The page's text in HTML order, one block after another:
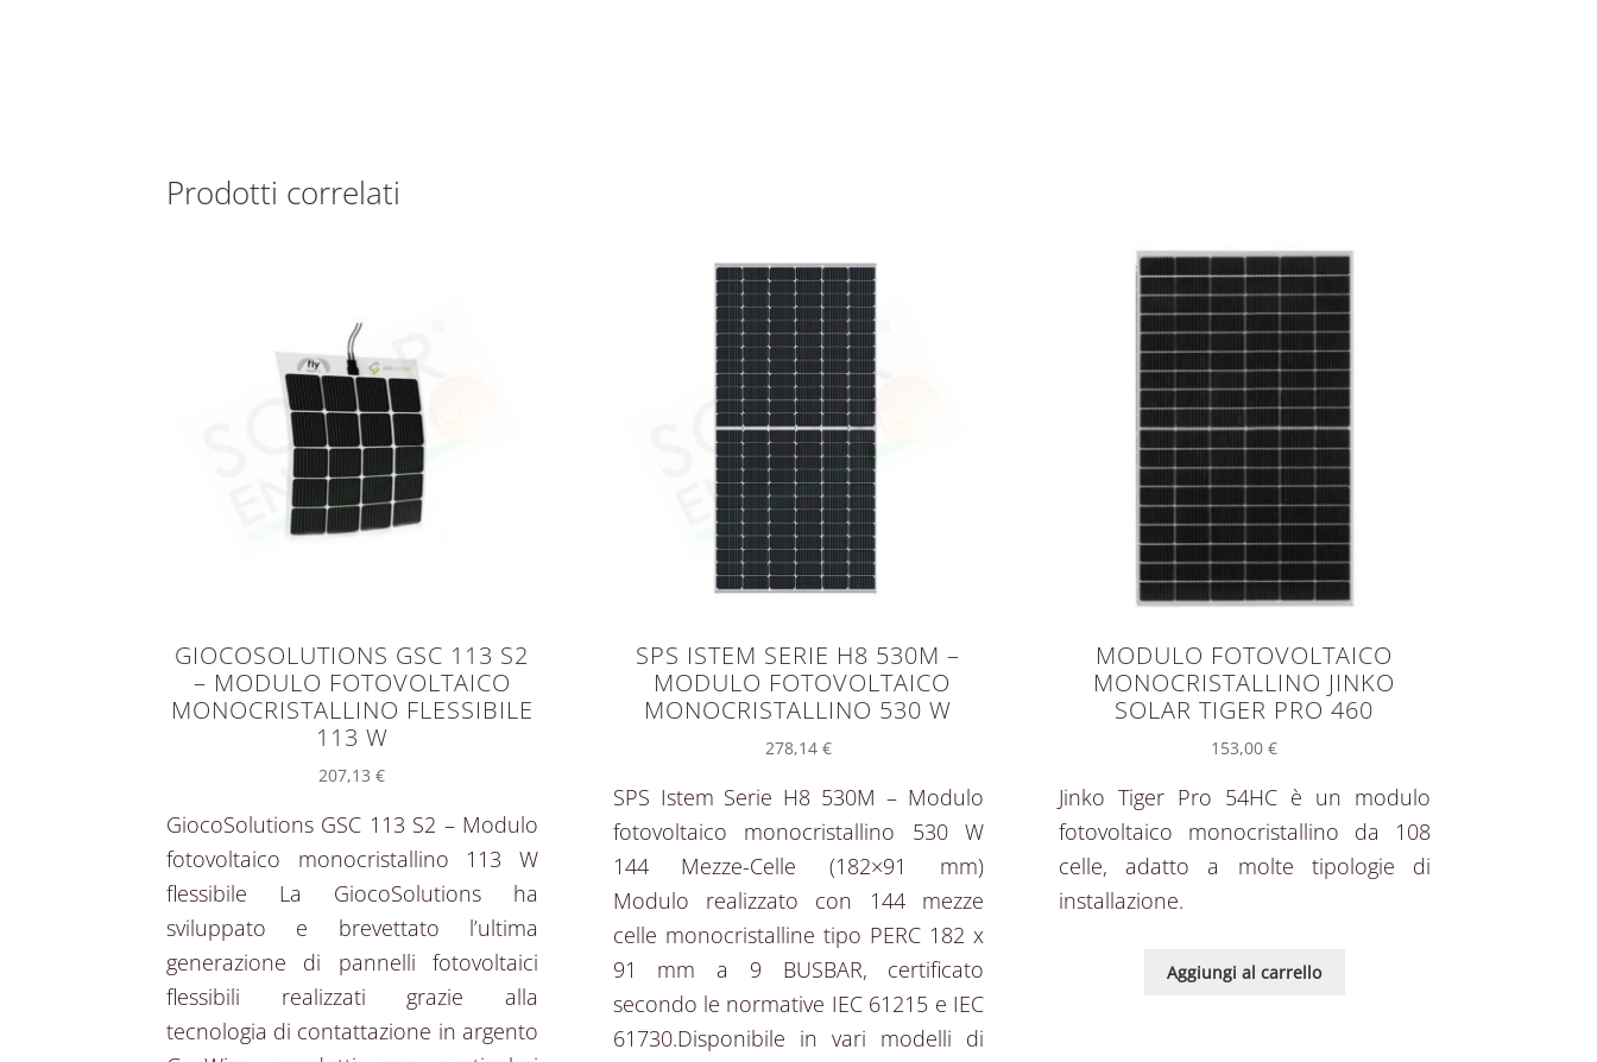
Prodotti correlati
GIOCOSOLUTIONS GSC 113 S2
– MODULO FOTOVOLTAICO
MONOCRISTALLINO FLESSIBILE
113 W
207,13€
GiocoSolutions GSC 113 S2 – Modulo
fotovoltaico monocristallino 113 W
flessibile La GiocoSolutions ha
sviluppato e brevettato l’ultima
generazione di pannelli fotovoltaici
flessibili realizzati grazie alla
tecnologia di contattazione in argento
SPS ISTEM SERIE H8 530M –
MODULO FOTOVOLTAICO
MONOCRISTALLINO 530 W
278,14 €
SPS Istem Serie H8 530M – Modulo
fotovoltaico monocristallino 530 W
144 Mezze-Celle (182×91 mm)
Modulo realizzato con 144 mezze
celle monocristalline tipo PERC 182 x
91 mm a 9 BUSBAR, certificato
secondo le normative IEC 61215 e IEC
61730.Disponibile in vari modelli di
MODULO FOTOVOLTAICO
MONOCRISTALLINO JINKO
SOLAR TIGER PRO 460
153,00€
Jinko Tiger Pro 54HC è un modulo
fotovoltaico monocristallino da 108
celle, adatto a molte tipologie di
installazione.
Aggiungi al carrello